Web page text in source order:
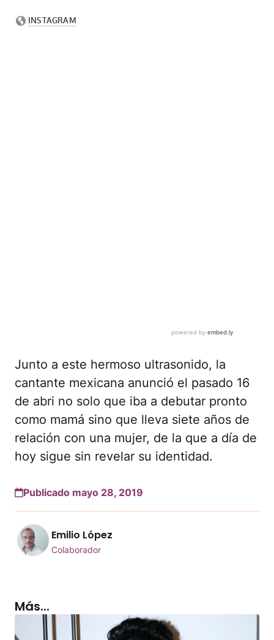
Junto a este hermoso ultrasonido, la
cantante mexicana anunció el pasado 16
de abri no solo que iba a debutar pronto
como mamá sino que lleva siete años de
relación con una mujer, de la que a día de
hoy sigue sin revelar su identidad.
Publicado mayo 28, 2019
Emilio López
Colaborador
Más...